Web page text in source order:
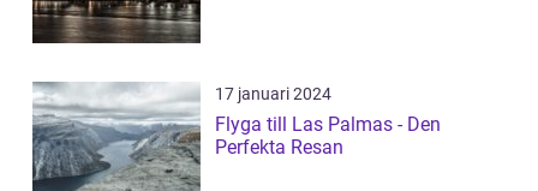
17 januari 2024
Flyga till Las Palmas - Den
Perfekta Resan